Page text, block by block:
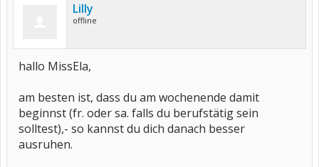
Lilly
offline
hallo MissEla,
am besten ist, dass du am wochenende damit
beginnst (fr. oder sa. falls du berufstätig sein
solltest),- so kannst du dich danach besser
ausruhen.